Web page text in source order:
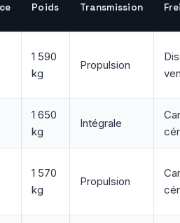
Poids Transmission
1 590
kg
Propulsion
1 650
kg
Intégrale
1 570
kg
Propulsion